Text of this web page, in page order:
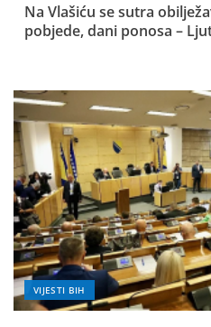
Na Vlašiću se sutra
pobjede, dani ponosa –
VIJESTI BIH